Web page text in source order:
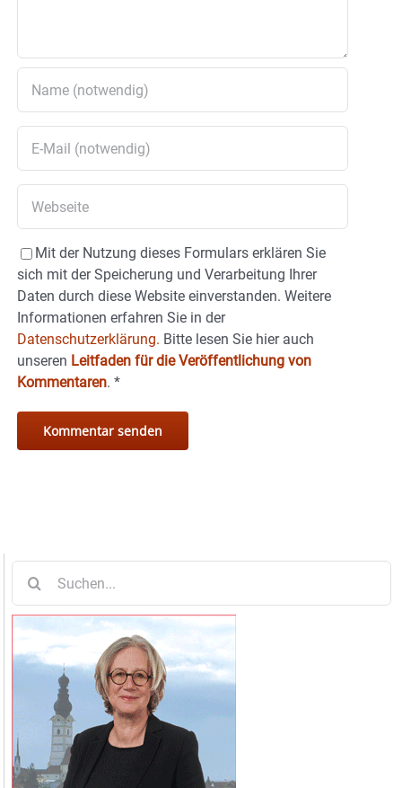
Mit der Nutzung dieses Formulars erklären Sie
sich mit der Speicherung und Verarbeitung Ihrer
Daten durch diese Website einverstanden. Weitere
Informationen erfahren Sie in der
Datenschutzerklärung. Bitte lesen Sie hier auch
unseren Leitfaden für die Veröffentlichung von
Kommentaren. *
nach: